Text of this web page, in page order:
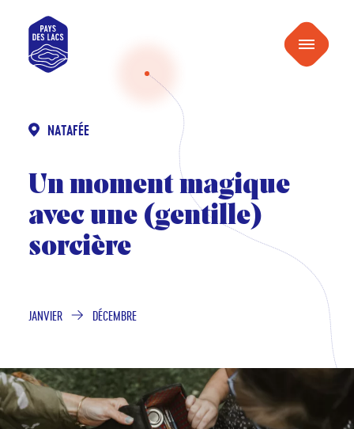
Pays
des
Menu
NATAFÉE
Un moment magique
avec une (gentille)
sorcière
JANVIER DÉCEMBRE